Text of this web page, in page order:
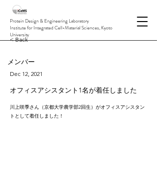
Protein Design & Engineering Laboratory
Institute for Integrated Cell-Material Sciences, Kyoto
University
< Back
メンバー
Dec 12, 2021
オフィスアシスタント1名が着任しました
川上咲季さん（京都大学農学部2回生）がオフィスアシスタン
トとして着任しました！